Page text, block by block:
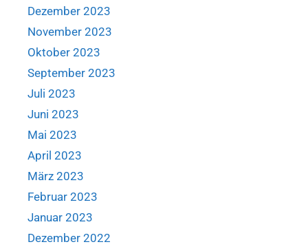
Dezember 2023
November 2023
Oktober 2023
September 2023
Juli 2023
Juni 2023
Mai 2023
April 2023
März 2023
Februar 2023
Januar 2023
Dezember 2022